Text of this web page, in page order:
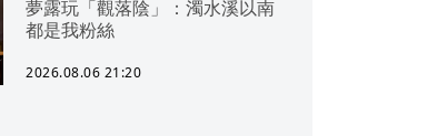
夢露玩「觀落陰」：濁水溪以南
都是我粉絲
2026.08.06 21:20